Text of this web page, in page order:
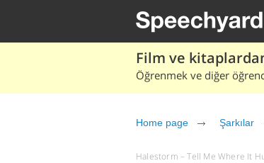
Film ve
Öğrenmek ve diğer
Home page Şarkılar
Halestorm – Tell Me Where It